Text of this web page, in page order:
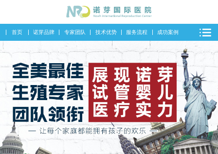
首页 诺芽品牌 专家团队 技术优势 服务流程 成功案例